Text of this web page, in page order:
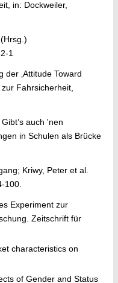
in: Dockweiler,
1
‚Attitude Toward
Fahrsicherheit,
auch 'nen
in Schulen als Brücke
Kriwy, Peter et al.
100.
Experiment zur
Zeitschrift für
characteristics on
of Gender and Status